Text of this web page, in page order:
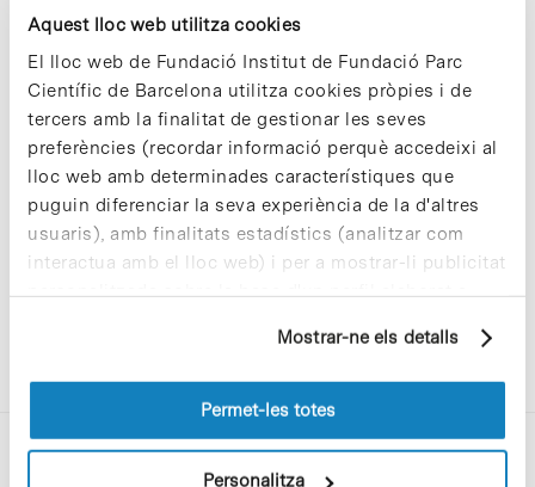
Aquest lloc web utilitza cookies
El lloc web de Fundació Institut de Fundació Parc
Científic de Barcelona utilitza cookies pròpies i de
tercers amb la finalitat de gestionar les seves
preferències (recordar informació perquè accedeixi al
lloc web amb determinades característiques que
puguin diferenciar la seva experiència de la d'altres
usuaris), amb finalitats estadístics (analitzar com
interactua amb el lloc web) i per a mostrar-li publicitat
personalitzada sobre la base d'un perfil elaborat a
pàgines visitades). Per a obtenir més informació sobre
les cookies pot consultar laPolítica de cookiesdel
Mostrar-ne els detalls
Permet-les totes
Personalitza
Sorry, no results were found.
Please try again with different keywords.